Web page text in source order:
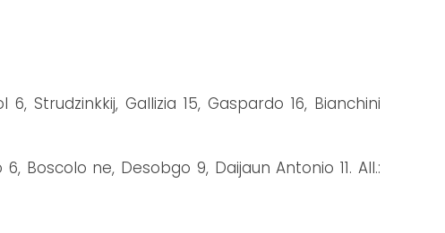
6, Strudzinkkij, Gallizia 15, Gaspardo 16, Bianchini
Boscolo ne, Desobgo 9, Daijaun Antonio 11. All.: